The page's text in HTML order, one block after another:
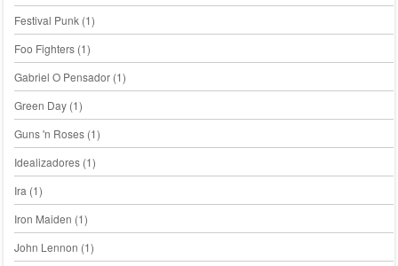
Festival Punk(1)
Foo Fighters(1)
Gabriel O Pensador(1)
Green Day(1)
Guns 'n Roses(1)
Idealizadores(1)
Ira (1)
Iron Maiden (1)
John Lennon (1)